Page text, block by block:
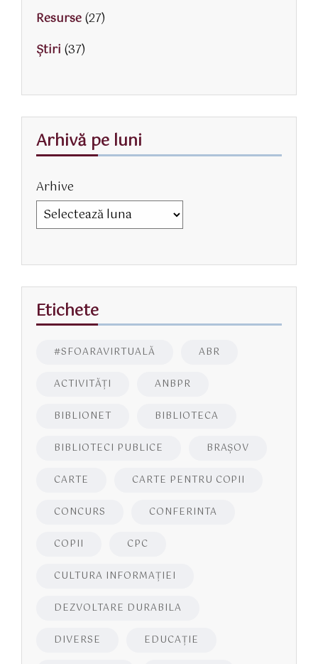
Resurse(27)
Știri (37)
Arhivă pe luni
Arhive
Etichete
#SFOARAVIRTUALĂ ABR
ACTIVITĂŢI ANBPR
BIBLIONET BIBLIOTECA
BIBLIOTECI PUBLICE BRAŞOV
CARTE CARTE PENTRU COPII
CONCURS CONFERINTA
COPII CPC
CULTURA INFORMAŢIEI
DEZVOLTARE DURABILA
DIVERSE EDUCAŢIE